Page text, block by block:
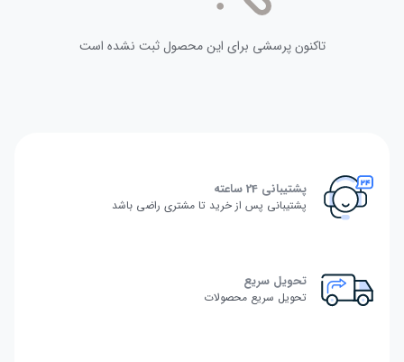
تاکنون پرسشی برای این محصول ثبت نشده است
پشتیبانی 24 ساعته
پشتیبانی پس از خرید تا مشتری راضی باشد
تحویل سریع
تحویل سریع محصولات